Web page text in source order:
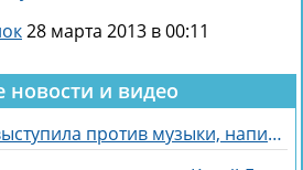
28 марта 2013 в 00:11
новости и видео
Лариса Долина выступила против музыки, написанной искусственным интеллектом